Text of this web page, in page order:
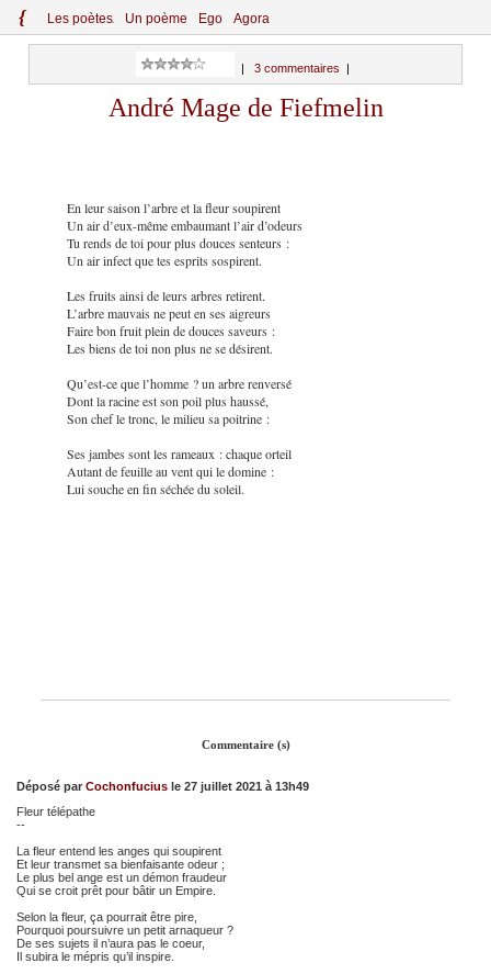
{ Les poètes Un poème Ego Agora
3 commentaires
André Mage de Fiefmelin
En leur saison l’arbre et la fleur soupirent
Un air d’eux-même embaumant l’air d’odeurs
Tu rends de toi pour plus douces senteurs :
Un air infect que tes esprits sospirent.
Les fruits ainsi de leurs arbres retirent.
L’arbre mauvais ne peut en ses aigreurs
Faire bon fruit plein de douces saveurs :
Les biens de toi non plus ne se désirent.
Qu’est-ce que l’homme ? un arbre renversé
Dont la racine est son poil plus haussé,
Son chef le tronc, le milieu sa poitrine :
Ses jambes sont les rameaux : chaque orteil
Autant de feuille au vent qui le domine :
Lui souche en fin séchée du soleil.
Commentaire (s)
Déposé par Cochonfucius le 27 juillet 2021 à 13h49
Fleur télépathe
--
La fleur entend les anges qui soupirent
Et leur transmet sa bienfaisante odeur ;
Le plus bel ange est un démon fraudeur
Qui se croit prêt pour bâtir un Empire.
Selon la fleur, ça pourrait être pire,
Pourquoi poursuivre un petit arnaqueur ?
De ses sujets il n’aura pas le coeur,
Il subira le mépris qu’il inspire.